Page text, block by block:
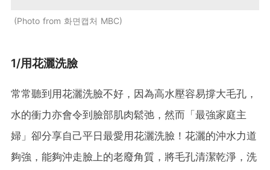
Photo from 화면캡처 MBC
1/用花灑洗臉
常常聽到用花灑洗臉不好，因為高水壓容易撐大毛孔，
水的衝力亦會令到臉部肌肉鬆弛，然而「最強家庭主
婦」卻分享自己平日最愛用花灑洗臉！花灑的沖水力道
夠強，能夠沖走臉上的老廢角質，將毛孔清潔乾淨，洗